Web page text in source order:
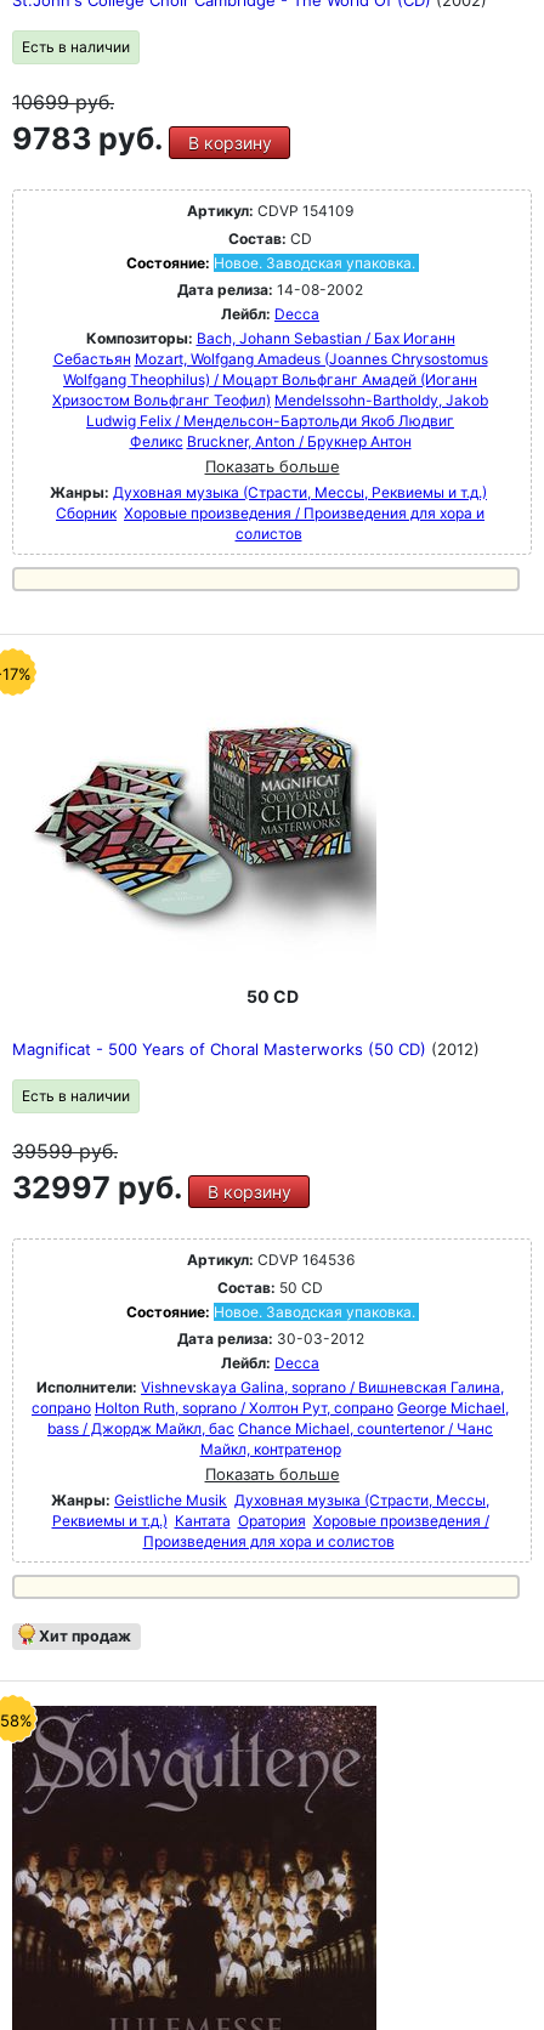
Есть в наличии
10699руб.
9783 руб. В корзину
Артикул: CDVP 154109
Состав: CD
Состояние: Новое. Заводская упаковка.
Дата релиза: 14-08-2002
Лейбл: Decca
Композиторы: Bach, Johann Sebastian / Бах Иоганн
Себастьян Mozart, Wolfgang Amadeus (Joannes Chrysostomus
Wolfgang Theophilus) / Моцарт Вольфганг Амадей (Иоганн
Хризостом Вольфганг Теофил) Mendelssohn-Bartholdy, Jakob
Ludwig Felix / Мендельсон-Бартольди Якоб Людвиг
Феликс Bruckner, Anton / Брукнер Антон
Показать больше
Жанры: Духовная музыка (Страсти, Мессы, Реквиемы и т.д.)
Сборник Хоровые произведения / Произведения для хора и
солистов
50 CD
Magnificat - 500 Years of Choral Masterworks (50 CD) (2012)
Есть в наличии
39599руб.
32997 руб. В корзину
Артикул: CDVP 164536
Состав: 50 CD
Состояние: Новое. Заводская упаковка.
Дата релиза: 30-03-2012
Лейбл: Decca
Исполнители: Vishnevskaya Galina, soprano / Вишневская Галина,
сопрано Holton Ruth, soprano / Холтон Рут, сопрано George Michael,
bass / Джордж Майкл, бас Chance Michael, countertenor / Чанс
Майкл, контратенор
Показать больше
Жанры: Geistliche Musik Духовная музыка (Страсти, Мессы,
Реквиемы и т.д.) Кантата Оратория Хоровые произведения /
Произведения для хора и солистов
Хит продаж